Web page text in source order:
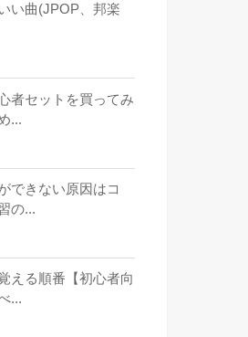
い曲(JPOP、邦楽
者セットを買ってみ
...
できない原因はコ
の...
える順番【初心者向
...